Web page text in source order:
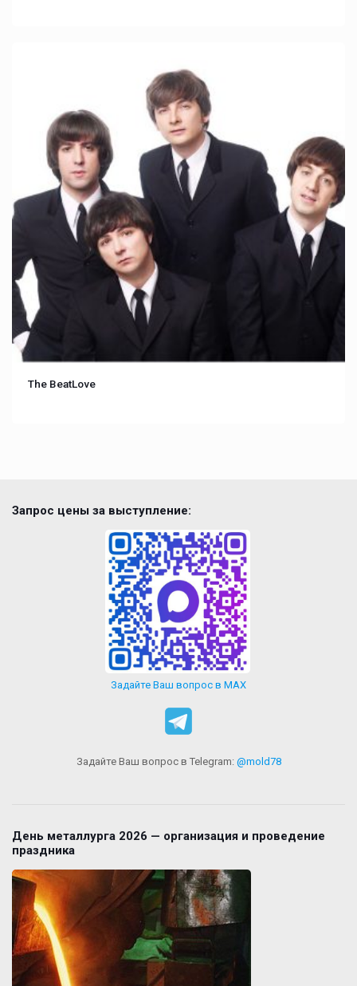
The BeatLove
Запрос цены за выступление:
Задайте Ваш вопрос в MAX
Задайте Ваш вопрос в Telegram: @mold78
День металлурга 2026 — организация и проведение
праздника